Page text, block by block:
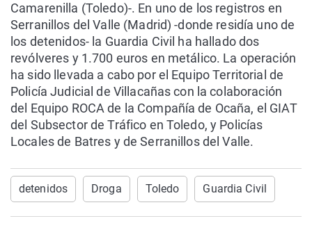
Camarenilla (Toledo)-. En uno de los registros en
Serranillos del Valle (Madrid) -donde residía uno de
los detenidos- la Guardia Civil ha hallado dos
revólveres y 1.700 euros en metálico. La operación
ha sido llevada a cabo por el Equipo Territorial de
Policía Judicial de Villacañas con la colaboración
del Equipo ROCA de la Compañía de Ocaña, el GIAT
del Subsector de Tráfico en Toledo, y Policías
Locales de Batres y de Serranillos del Valle.
detenidos Droga Toledo Guardia Civil